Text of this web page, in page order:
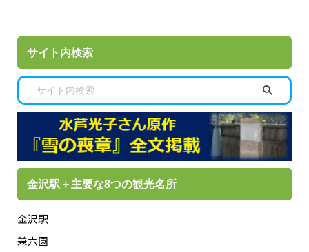
サイト内検索
金沢駅＋主要な8つの観光名所
金沢駅
兼六園